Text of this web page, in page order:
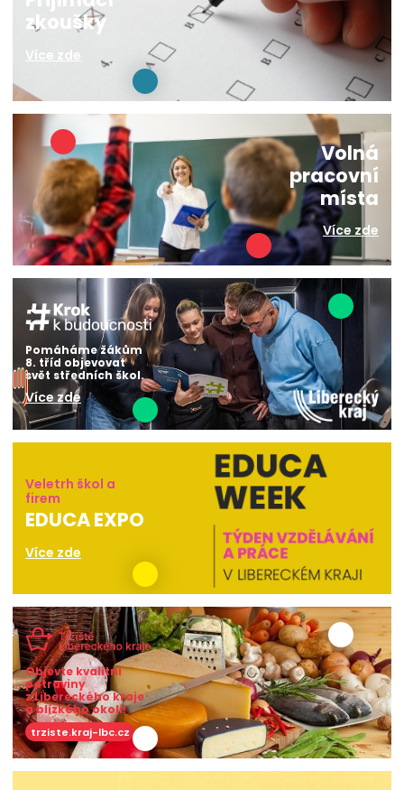
zkoušky
Více zde
Volná
pracovní
místa
Více zde
Pomáháme žákům
8. tříd objevovat
svět středních škol.
Více zde
Veletrh škol a
firem
EDUCA EXPO
Více zde
Objevte kvalitní
potraviny
z Libereckého kraje
a blízkého okolí!
trziste.kraj-lbc.cz